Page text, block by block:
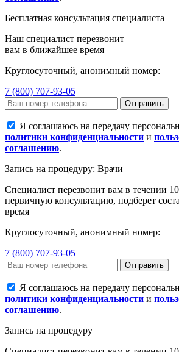
Бесплатная консультация специалиста
Наш специалист перезвонит
вам в ближайшее время
Круглосуточный, анонимный номер:
7 (800) 707-93-05
Отправить
Я соглашаюсь на передачу
политики конфиденциальности и
соглашению.
Запись на процедуру: Врачи
Специалист перезвонит вам в течении
первичную консультацию, подберет
время
Круглосуточный, анонимный номер:
7 (800) 707-93-05
Отправить
Я соглашаюсь на передачу
политики конфиденциальности и
соглашению.
Запись на процедуру